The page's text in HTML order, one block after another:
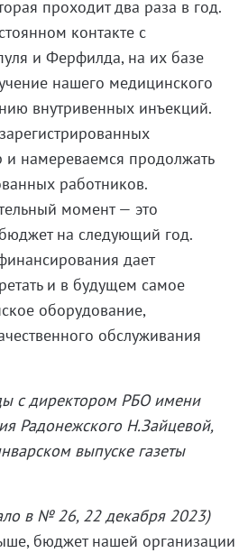
проходит два раза в год.
контакте с
и Ферфилда, на их базе
нашего медицинского
внутривенных инъекций.
и намереваемся продолжать
работников.
момент — это
на следующий год.
дает
и в будущем самое
оборудование,
обслуживания
с директором РБО имени
Радонежского Н.Зайцевой,
выпуске газеты
в № 26, 22 декабря 2023)
бюджет нашей организации